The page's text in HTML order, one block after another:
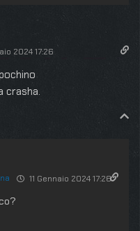
2024 17:26
crasha.
11 Gennaio 2024 17:26